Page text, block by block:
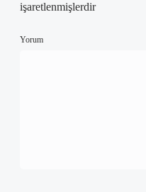
işaretlenmişlerdir
Yorum